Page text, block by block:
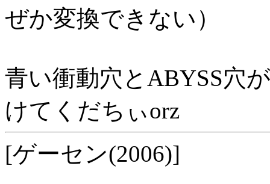
ぜか変換できない）
青い衝動穴とABYSS穴
けてくだちぃorz
[ゲーセン(2006)]